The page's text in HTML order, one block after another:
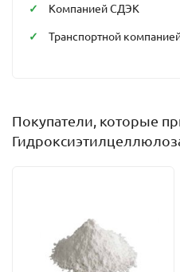
Компанией СДЭК
Транспортной
Покупатели, которые